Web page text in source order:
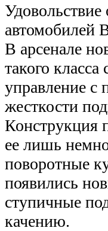
Удовольствие
автомобилей
В арсенале
такого
управление с
жесткости
Конструкция
ее лишь
поворотные
появились
ступичные
качению.